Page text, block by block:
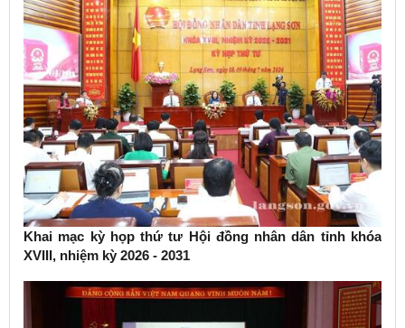
Khai mạc kỳ họp thứ tư Hội đồng nhân dân tỉnh khóa
XVIII, nhiệm kỳ 2026 - 2031